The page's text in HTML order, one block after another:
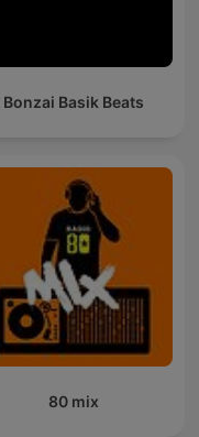
Bonzai Basik Beats
80 mix